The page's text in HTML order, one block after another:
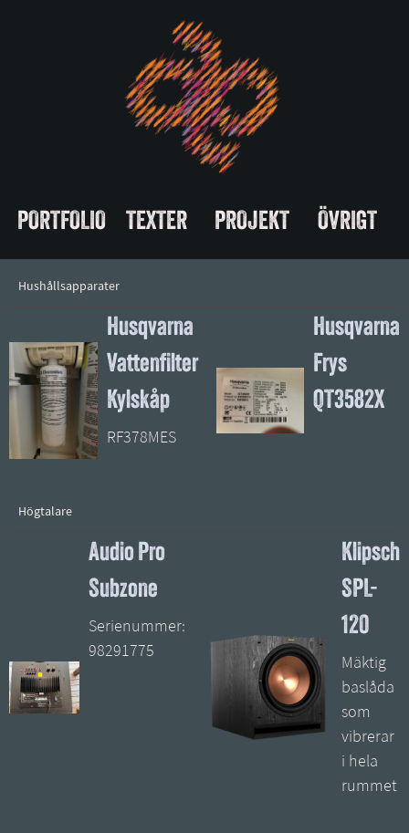
PORTFOLIO TEXTER PROJEKT ÖVRIGT
Hushållsapparater
Husqvarna
Vattenfilter
Kylskåp
RF378MES
Husqvarna
Frys
QT3582X
Högtalare
Audio Pro
Subzone
Serienummer:
98291775
Klipsch
SPL-
120
Mäktig
baslåda
som
vibrerar
i hela
rummet